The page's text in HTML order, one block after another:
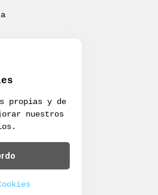
propias y de
nuestros